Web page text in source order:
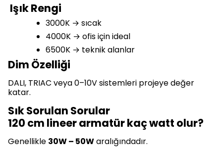
Işık Rengi
3000K → sıcak
4000K → ofis için ideal
6500K → teknik alanlar
Dim Özelliği
DALI, TRIAC veya 0–10V sistemleri projeye değer
katar.
Sık Sorulan Sorular
120 cm lineer armatür kaç watt olur?
Genellikle 30W – 50Waralığındadır.